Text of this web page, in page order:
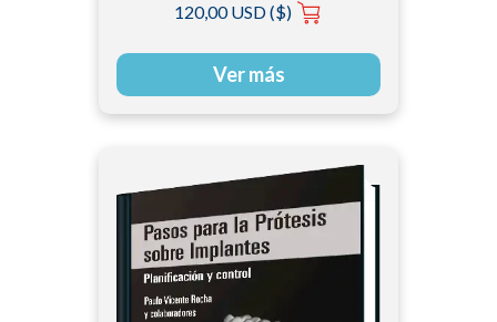
120,00 USD ($)
Ver más